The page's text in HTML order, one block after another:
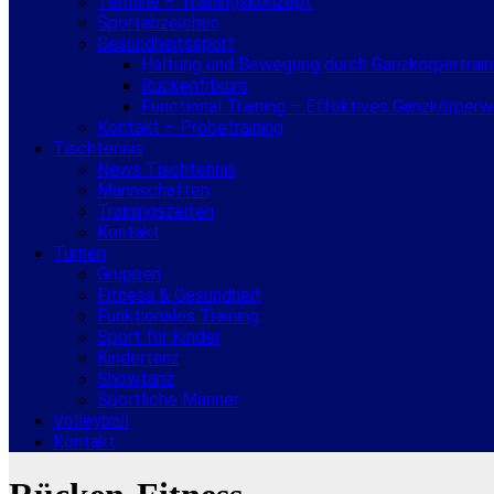
Sportabzeichen
Gesundheitssport
Haltung und Bewegung durch
Rückenfitkurs
Functional Training – Effektives
Kontakt – Probetraining
Tischtennis
News Tischtennis
Mannschaften
Trainingszeiten
Kontakt
Turnen
Gruppen
Fitness & Gesundheit
Funktionales Training
Sport für Kinder
Kindertanz
Showtanz
Sportliche Männer
Volleyball
Kontakt